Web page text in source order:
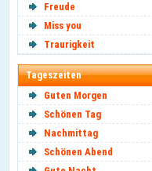
Freude
Miss you
Traurigkeit
Tageszeiten
Guten Morgen
Schönen Tag
Nachmittag
Schönen Abend